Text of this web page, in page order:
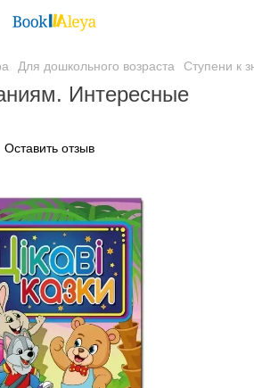
Для дошкольного возраста Ступени к
Интересные
Оставить отзыв